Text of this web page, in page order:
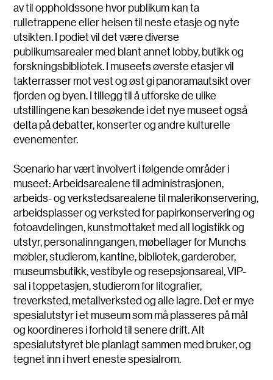
av til oppholdssone hvor publikum kan ta
rulletrappene eller heisen til neste etasje og nyte
utsikten. I podiet vil det være diverse
publikumsarealer med blant annet lobby, butikk og
forskningsbibliotek. I museets øverste etasjer vil
takterrasser mot vest og øst gi panoramautsikt over
fjorden og byen. I tillegg til å utforske de ulike
utstillingene kan besøkende i det nye museet også
delta på debatter, konserter og andre kulturelle
evenementer.
Scenario har vært involvert i følgende områder i
museet: Arbeidsarealene til administrasjonen,
arbeids- og verkstedsarealene til malerikonservering,
arbeidsplasser og verksted for papirkonservering og
fotoavdelingen, kunstmottaket med all logistikk og
utstyr, personalinngangen, møbellager for Munchs
møbler, studierom, kantine, bibliotek, garderober,
museumsbutikk, vestibyle og resepsjonsareal, VIP-
sal i toppetasjen, studierom for litografier,
treverksted, metallverksted og alle lagre. Det er mye
spesialutstyr i et museum som må plasseres på mål
og koordineres i forhold til senere drift. Alt
spesialutstyret ble planlagt sammen med bruker, og
tegnet inn i hvert eneste spesialrom.